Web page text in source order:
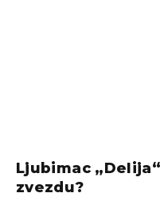
Ljubimac
zvezdu?